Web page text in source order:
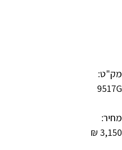
מק"ט:
9517G
מחיר:
₪ 3,150